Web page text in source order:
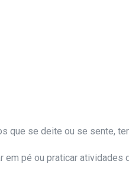
que se deite ou se sente,
em pé ou praticar atividades